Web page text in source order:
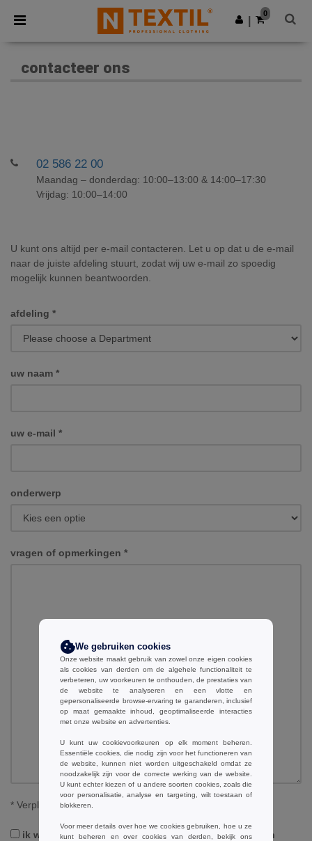
× Ntextil-app
Betere prijzen in de app!
Download app
0
contacteer ons
02 586 22 00
Maandag – donderdag: 10:00–13:00 & 14:00–17:30
Vrijdag: 10:00–14:00
U kunt ons altijd per e-mail contacteren. Let u op dat u de e-mail
naar de juiste afdeling stuurt, zodat wij uw e-mail zo spoedig
mogelijk kunnen beantwoorden.
afdeling *
uw naam *
uw e-mail *
onderwerp
vragen of opmerkingen *
* Verplichte velden
ik wil de exlusieve nieuwsbrief van ntextil ontvangen
We gebruiken cookies
Onze website maakt gebruik van zowel onze eigen cookies
als cookies van derden om de algehele functionaliteit te
verbeteren, uw voorkeuren te onthouden, de prestaties van
de website te analyseren en een vlotte en
gepersonaliseerde browse-ervaring te garanderen, inclusief
op maat gemaakte inhoud, geoptimaliseerde interacties
met onze website en advertenties.
U kunt uw cookievoorkeuren op elk moment beheren.
Essentiële cookies, die nodig zijn voor het functioneren van
de website, kunnen niet worden uitgeschakeld omdat ze
noodzakelijk zijn voor de correcte werking van de website.
U kunt echter kiezen of u andere soorten cookies, zoals die
voor personalisatie, analyse en targeting, wilt toestaan of
blokkeren.
Voor meer details over hoe we cookies gebruiken, hoe u ze
kunt beheren en over cookies van derden, bekijk ons